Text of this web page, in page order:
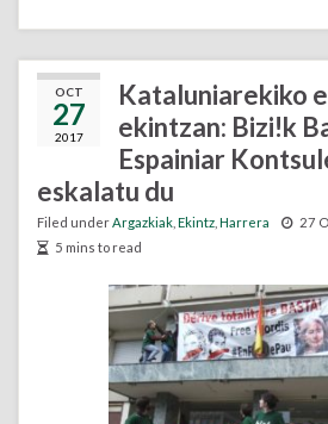
OCT
27
2017
Kataluniarekiko
ekintzan: Bizi!k
Espainiar
eskalatu du
Filed underArgazkiak Ekintz Harrera
27
5 mins to read